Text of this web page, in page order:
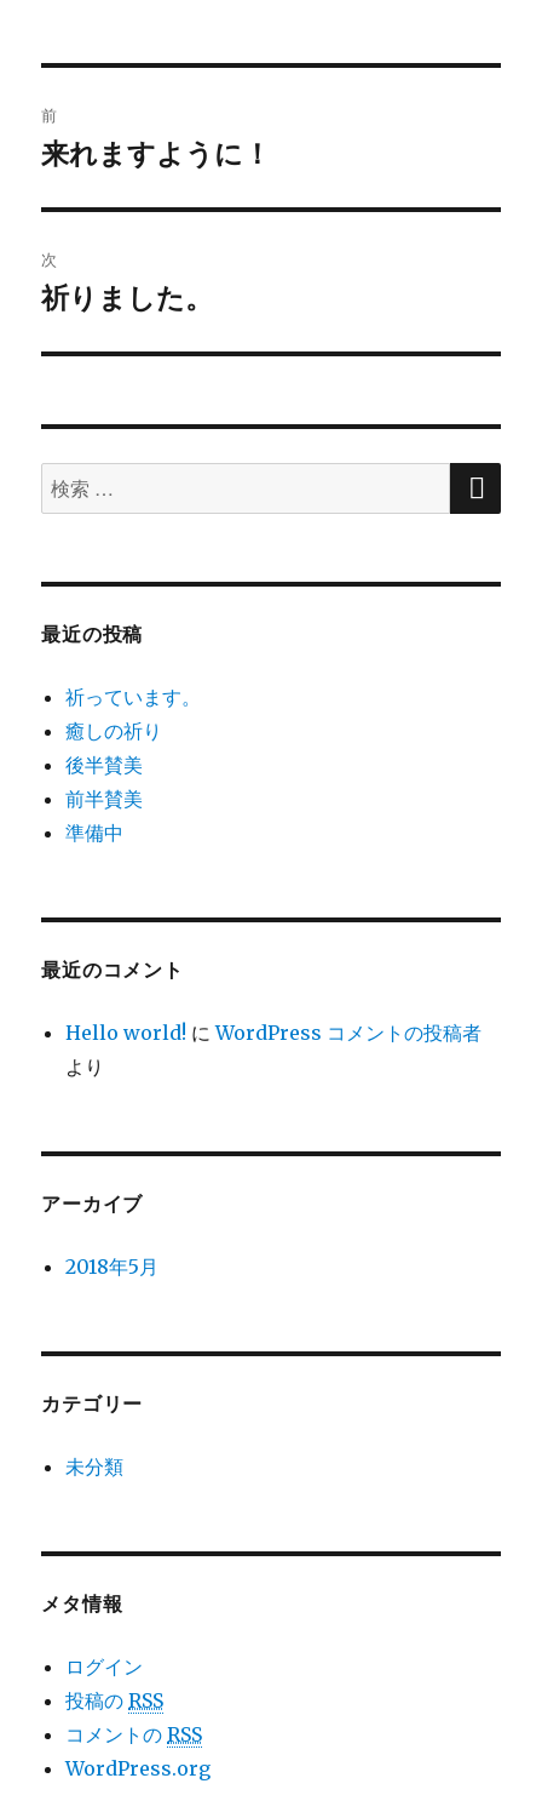
稿
ビ
ゲ
ー
ン
前
過
の
投
稿:
来れますように！
次
次
投
祈りました。
検
索
象:
検
最近の投稿
祈っています。
癒しの祈り
後半賛美
前半賛美
準備中
最近のコメント
Hello world! にWordPress コメントの投稿者
より
アーカイブ
2018年5月
カテゴリー
未分類
メタ情報
ログイン
投稿のRSS
コメントのRSS
WordPress.org